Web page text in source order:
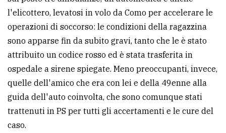
l'elicottero, levatosi in volo da Como per accelerare le
operazioni di soccorso: le condizioni della ragazzina
sono apparse fin da subito gravi, tanto che le è stato
attribuito un codice rosso ed è stata trasferita in
ospedale a sirene spiegate. Meno preoccupanti, invece,
quelle dell'amico che era con lei e della 49enne alla
guida dell'auto coinvolta, che sono comunque stati
trattenuti in PS per tutti gli accertamenti e le cure del
caso.